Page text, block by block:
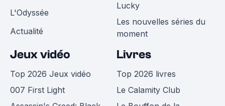
L'Odyssée
Actualité
Lucky
Les nouvelles séries du
moment
Jeux vidéo
Top 2026 Jeux vidéo
007 First Light
Livres
Top 2026 livres
Le Calamity Club